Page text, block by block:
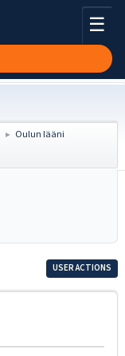
☰
► Oulun lääni
USER ACTIONS